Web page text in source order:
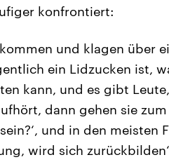
konfrontiert:
und klagen über
ein Lidzucken ist,
kann, und es gibt
dann gehen sie
und in den meisten
wird sich